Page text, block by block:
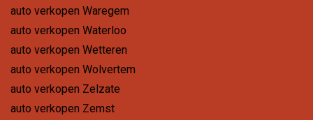
auto verkopen Waregem
auto verkopen Waterloo
auto verkopen Wetteren
auto verkopen Wolvertem
auto verkopen Zelzate
auto verkopen Zemst